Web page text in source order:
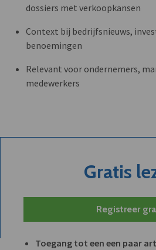
dossiers met verkoopkansen
Context bij bedrijfsnieuws,
benoemingen
Relevant voor ondernemers,
medewerkers
Gratis
Registreer
Toegang tot een een paar